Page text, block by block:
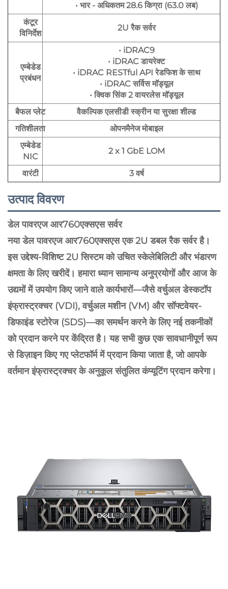
• भार - अधिकतम 28.6 किग्रा (63.0 लब)
कंटूर
विनिर्देश
2U रैक सर्वर
एम्बेडेड
प्रबंधन
• iDRAC9
• iDRAC डायरेक्ट
• iDRAC RESTful API रेडफिश के साथ
• iDRAC सर्विस मॉड्यूल
• क्विक सिंक 2 वायरलेस मॉड्यूल
बैफल प्लेट
वैकल्पिक एलसीडी स्क्रीन या सुरक्षा शील्ड
गतिशीलता
ओपनमैनेज मोबाइल
एम्बेडेड
NIC
2 x 1 GbE LOM
वारंटी 3 वर्ष
उत्पाद विवरण
डेल पावरएज आर760एक्सएस सर्वर
नया डेल पावरएज आर760एक्सएस एक 2U डबल रैक सर्वर है।
इस उद्देश्य-विशिष्ट 2U सिस्टम को उचित स्केलेबिलिटी और भंडारण
क्षमता के लिए खरीदें। हमारा ध्यान सामान्य अनुप्रयोगों और आज के
उद्यमों में उपयोग किए जाने वाले कार्यभारों—जैसे वर्चुअल डेस्कटॉप
इंफ्रास्ट्रक्चर (VDI), वर्चुअल मशीन (VM) और सॉफ्टवेयर-
डिफाइंड स्टोरेज (SDS)—का समर्थन करने के लिए नई तकनीकों
को प्रदान करने पर केंद्रित है। यह सभी कुछ एक सावधानीपूर्ण रूप
से डिज़ाइन किए गए प्लेटफॉर्म में प्रदान किया जाता है, जो आपके
वर्तमान इंफ्रास्ट्रक्चर के अनुकूल संतुलित कंप्यूटिंग प्रदान करेगा।